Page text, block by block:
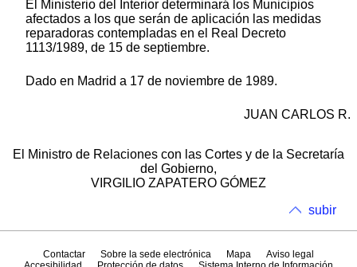
El Ministerio del Interior determinará los Municipios
afectados a los que serán de aplicación las medidas
reparadoras contempladas en el Real Decreto
1113/1989, de 15 de septiembre.
Dado en Madrid a 17 de noviembre de 1989.
JUAN CARLOS R.
El Ministro de Relaciones con las Cortes y de la Secretaría
del Gobierno,
VIRGILIO ZAPATERO GÓMEZ
subir
Contactar Sobre la sede electrónica Mapa
Aviso legal